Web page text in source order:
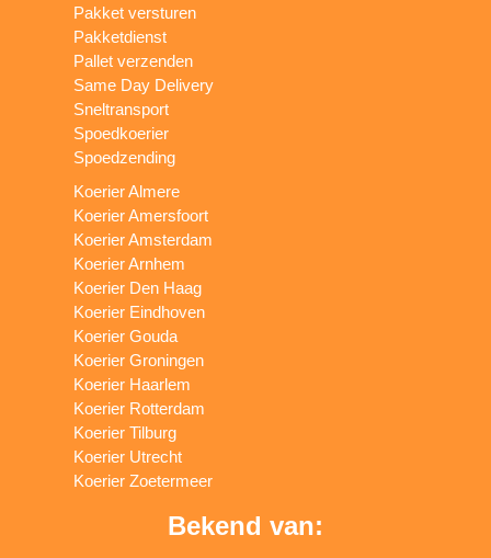
Pakket versturen
Pakketdienst
Pallet verzenden
Same Day Delivery
Sneltransport
Spoedkoerier
Spoedzending
Koerier Almere
Koerier Amersfoort
Koerier Amsterdam
Koerier Arnhem
Koerier Den Haag
Koerier Eindhoven
Koerier Gouda
Koerier Groningen
Koerier Haarlem
Koerier Rotterdam
Koerier Tilburg
Koerier Utrecht
Koerier Zoetermeer
Bekend van: